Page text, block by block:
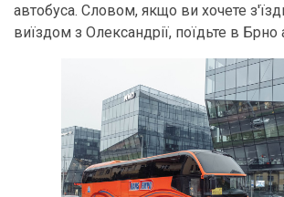
автобуса. Словом, якщо ви хочете
виїздом з Олександрії, поїдьте в Брно